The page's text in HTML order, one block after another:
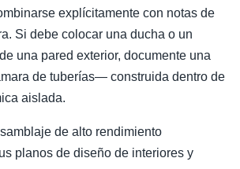
explícitamente con notas de
Si debe colocar una ducha o un
una pared exterior, documente una
de tuberías— construida dentro de
aislada.
de alto rendimiento
planos de diseño de interiores y